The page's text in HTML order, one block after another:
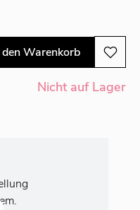
den Warenkorb
Nicht auf Lager